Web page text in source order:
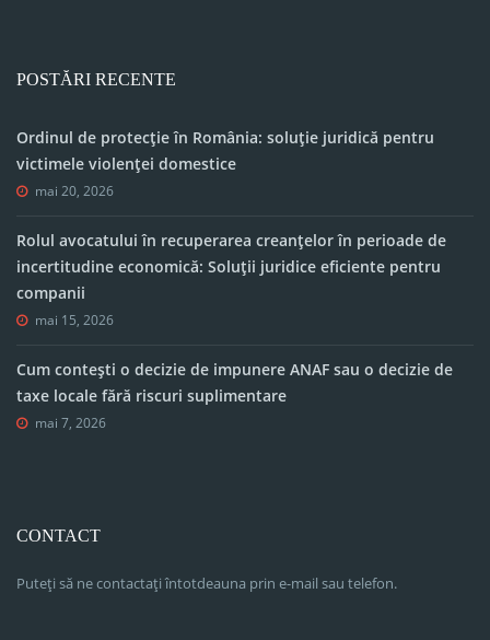
POSTĂRI RECENTE
Ordinul de protecție în România: soluție juridică pentru
victimele violenței domestice
mai 20, 2026
Rolul avocatului în recuperarea creanțelor în perioade de
incertitudine economică: Soluții juridice eficiente pentru
companii
mai 15, 2026
Cum contești o decizie de impunere ANAF sau o decizie de
taxe locale fără riscuri suplimentare
mai 7, 2026
CONTACT
Puteți să ne contactați întotdeauna prin e-mail sau telefon.